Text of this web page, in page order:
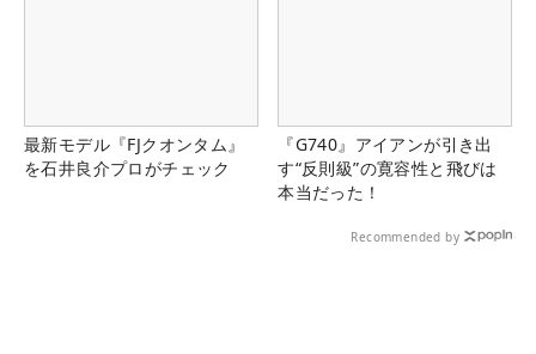
最新モデル『FJクオンタム』
を石井良介プロがチェック
『G740』アイアンが引き出
す“反則級”の寛容性と飛びは
本当だった！
Recommended by